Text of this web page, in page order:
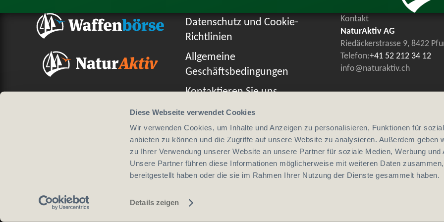
Diese Webseite verwendet Cookies
Wir verwenden Cookies, um Inhalte und Anzeigen zu personalisieren, Funktionen für
anbieten zu können und die Zugriffe auf unsere Website zu analysieren. Außerdem geben
zu Ihrer Verwendung unserer Website an unsere Partner für soziale Medien, Werbung und
Unsere Partner führen diese Informationen möglicherweise mit weiteren Daten
bereitgestellt haben oder die sie im Rahmen Ihrer Nutzung der Dienste gesammelt haben.
Details zeigen
Datenschutz und Cookie-
Richtlinien
Allgemeine
Geschäftsbedingungen
Kontaktieren Sie uns
Kontakt
NaturAktiv AG
Riedäckerstrasse 9, 8422
Telefon:+41 52 212 34 12
info@naturaktiv.ch
Design von